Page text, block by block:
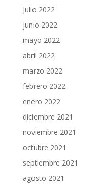
julio 2022
junio 2022
mayo 2022
abril 2022
marzo 2022
febrero 2022
enero 2022
diciembre 2021
noviembre 2021
octubre 2021
septiembre 2021
agosto 2021